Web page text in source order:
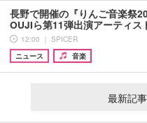
長野で開催の『りんご音楽祭
OUJIら第11弾出演アーティス
12:00 ｜ SPICER
ニュース
音楽
最新記